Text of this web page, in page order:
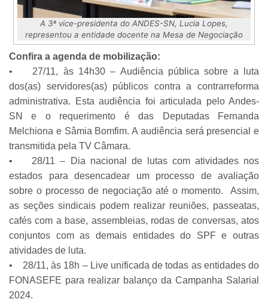
A 3ª vice-presidenta do ANDES-SN, Lucia Lopes,
representou a entidade docente na Mesa de Negociação
Confira a agenda de mobilização:
• 27/11, às 14h30 – Audiência pública sobre a luta
dos(as) servidores(as) públicos contra a contrarreforma
administrativa. Esta audiência foi articulada pelo Andes-
SN e o requerimento é das Deputadas Fernanda
Melchiona e Sâmia Bomfim. A audiência será presencial e
transmitida pela TV Câmara.
• 28/11 – Dia nacional de lutas com atividades nos
estados para desencadear um processo de avaliação
sobre o processo de negociação até o momento. Assim,
as seções sindicais podem realizar reuniões, passeatas,
cafés com a base, assembleias, rodas de conversas, atos
conjuntos com as demais entidades do SPF e outras
atividades de luta.
• 28/11, às 18h – Live unificada de todas as entidades do
FONASEFE para realizar balanço da Campanha Salarial
2024.